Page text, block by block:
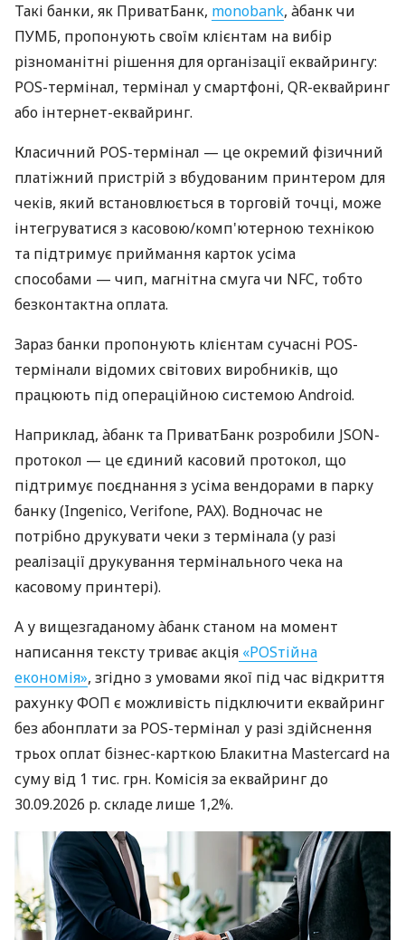
Такі банки, як ПриватБанк, monobank, àбанк чи
ПУМБ, пропонують своїм клієнтам на вибір
різноманітні рішення для організації еквайрингу:
POS-термінал, термінал у смартфоні, QR-еквайринг
або інтернет-еквайринг.
Класичний POS-термінал — це окремий фізичний
платіжний пристрій з вбудованим принтером для
чеків, який встановлюється в торговій точці, може
інтегруватися з касовою/комп'ютерною технікою
та підтримує приймання карток усіма
способами — чип, магнітна смуга чи NFC, тобто
безконтактна оплата.
Зараз банки пропонують клієнтам сучасні POS-
термінали відомих світових виробників, що
працюють під операційною системою Android.
Наприклад, àбанк та ПриватБанк розробили JSON-
протокол — це єдиний касовий протокол, що
підтримує поєднання з усіма вендорами в парку
банку (Ingenico, Verifone, PAX). Водночас не
потрібно друкувати чеки з термінала (у разі
реалізації друкування термінального чека на
касовому принтері).
А у вищезгаданому àбанк станом на момент
написання тексту триває акція «POSтійна
економія», згідно з умовами якої під час відкриття
рахунку ФОП є можливість підключити еквайринг
без абонплати за POS-термінал у разі здійснення
трьох оплат бізнес-карткою Блакитна Mastercard на
суму від 1 тис. грн. Комісія за еквайринг до
30.09.2026 р. складе лише 1,2%.